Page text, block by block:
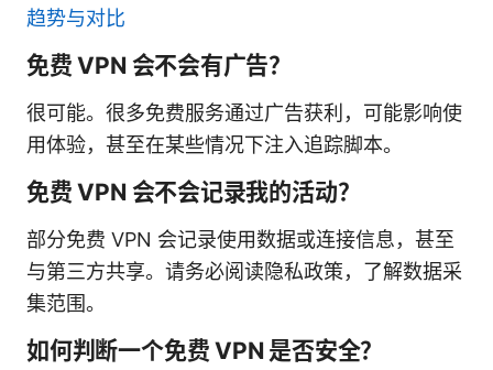
趋势与对比
免费 VPN 会不会有广告？
很可能。很多免费服务通过广告获利，可能影响使
用体验，甚至在某些情况下注入追踪脚本。
免费 VPN 会不会记录我的活动？
部分免费 VPN 会记录使用数据或连接信息，甚至
与第三方共享。请务必阅读隐私政策，了解数据采
集范围。
如何判断一个免费 VPN 是否安全？